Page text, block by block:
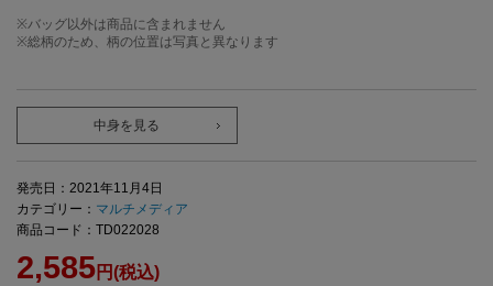
※バッグ以外は商品に含まれません
※総柄のため、柄の位置は写真と異なります
中身を見る
発売日：2021年11月4日
カテゴリー： マルチメディア
商品コード：TD022028
2,585円(税込)